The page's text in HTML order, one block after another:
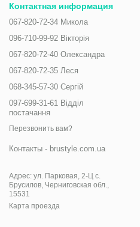
Контактная информация
067-820-72-34 Микола
096-710-99-92 Вікторія
067-820-72-40 Олександра
067-820-72-35 Леся
068-345-57-30 Сергій
097-699-31-61 Відділ
постачання
Перезвонить вам?
Контакты - brustyle.com.ua
Адрес: ул. Парковая, 2-Ц с.
Брусилов, Черниговская обл.,
15531
Карта проезда